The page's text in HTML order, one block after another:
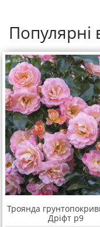
Популярні
Троянда
Дріфт р9